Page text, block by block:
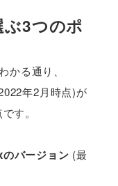
3つのポ
かる通り、
年2月時点)が
す。
バージョン (最